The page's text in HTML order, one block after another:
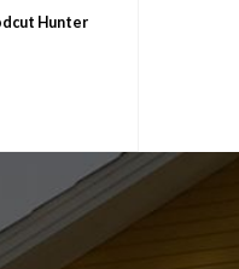
Hunter